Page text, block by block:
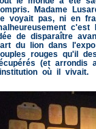
Madame
voyait pas, ni en
c'est
de disparaître
du lion dans
rouges qu'il
(et arrondis
où il vivait.